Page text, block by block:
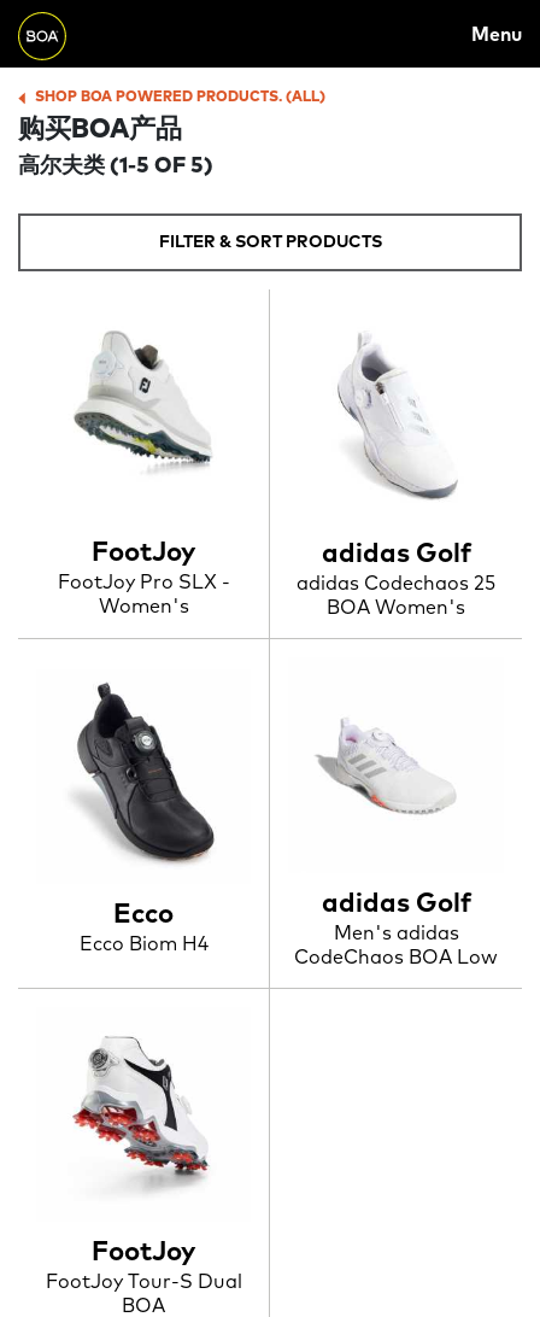
Skip to main content
A
I
A
V
Menu
B
R
D
SHOP BOA POWERED PRODUCTS. (ALL)
购买BOA产品
高尔夫类 (1-5 OF 5)
FILTER & SORT PRODUCTS
FootJoy
FootJoy Pro SLX -
Women's
adidas Golf
adidas Codechaos 25
BOA Women's
Ecco
Ecco Biom H4
adidas Golf
Men's adidas
CodeChaos BOA Low
FootJoy
FootJoy Tour-S Dual
BOA